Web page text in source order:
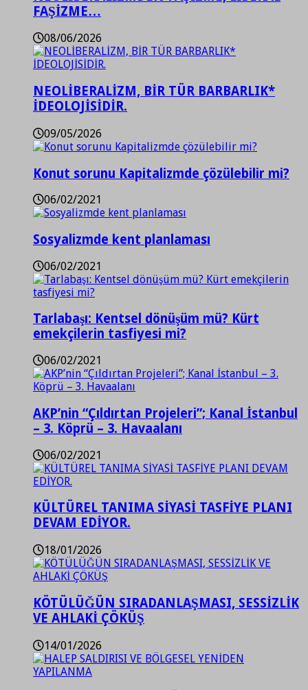
FAŞİZME…
08/06/2026
NEOLİBERALİZM, BİR TÜR BARBARLIK*
İDEOLOJİSİDİR.
09/05/2026
Konut sorunu Kapitalizmde çözülebilir mi?
06/02/2021
Sosyalizmde kent planlaması
06/02/2021
Tarlabaşı: Kentsel dönüşüm mü? Kürt
emekçilerin tasfiyesi mi?
06/02/2021
AKP’nin “Çıldırtan Projeleri”; Kanal İstanbul
– 3. Köprü – 3. Havaalanı
06/02/2021
KÜLTÜREL TANIMA SİYASİ TASFİYE PLANI
DEVAM EDİYOR.
18/01/2026
KÖTÜLÜĞÜN SIRADANLAŞMASI, SESSİZLİK
VE AHLAKİ ÇÖKÜŞ
14/01/2026